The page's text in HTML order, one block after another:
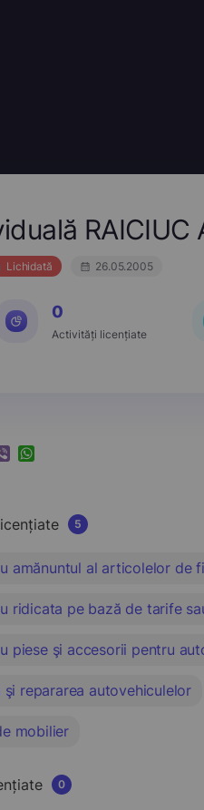
RAICIUC
Lichidată 26.05.2005
0
Activități licențiate
WhatsApp
5
amănuntul al articolelor de
ridicata pe bază de tarife
piese şi accesorii pentru
şi repararea autovehiculelor
mobilier
0